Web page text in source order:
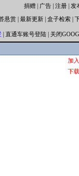
捐赠 广告 注册 发
悬赏 最新更新 盒子检索
直通车账号登陆 关闭
加
下